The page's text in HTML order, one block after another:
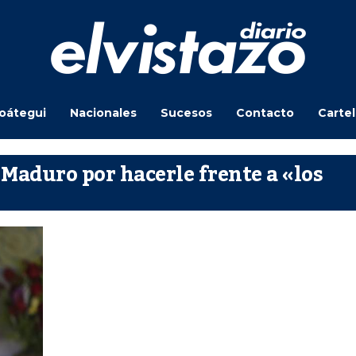
Nacionales Sucesos Contacto
por hacerle frente a «los